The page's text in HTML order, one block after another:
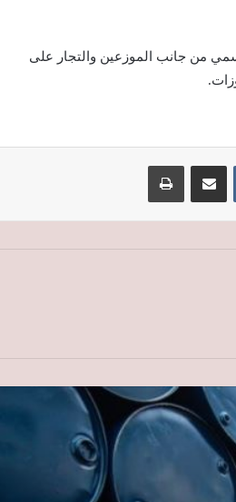
من جانب الموزعين والتجار على
مخاوف على الإمدادات وترقب محادثات
مضيق هرمز
بيانات الوظائف الأمريكية
ألف برميل يوميًا اعتبارًا من سبتمبر